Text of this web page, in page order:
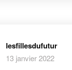
lesfillesdufutur
13 janvier 2022